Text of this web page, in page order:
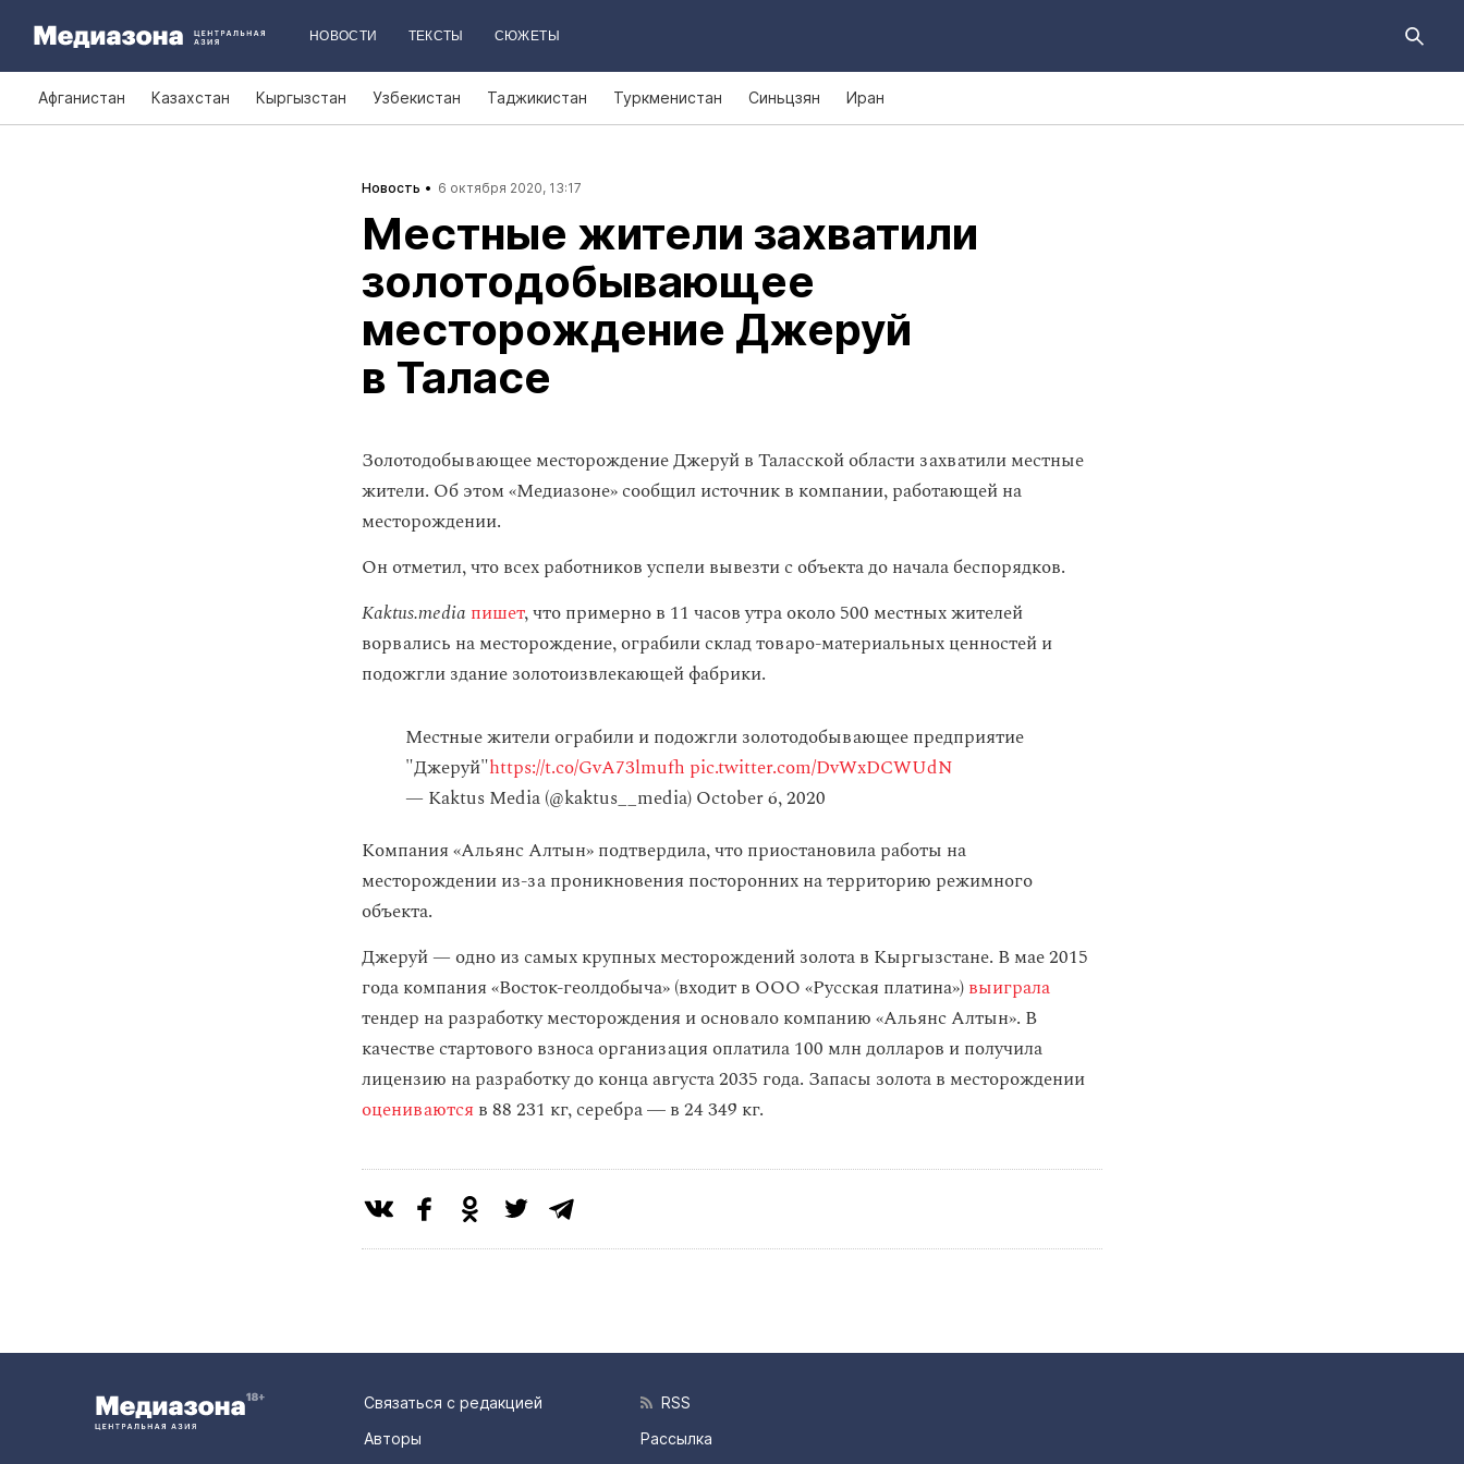
НОВОСТИ ТЕКСТЫ СЮЖЕТЫ
Афганистан Казахстан Кыргызстан Узбекистан Таджикистан Туркменистан Синьцзян Иран
Новость 6 октября 2020, 13:17
Местные жители захватили
золотодобывающее
месторождение Джеруй
в Таласе
Золотодобывающее месторождение Джеруй в Таласской области захватили местные
жители. Об этом «Медиазоне» сообщил источник в компании, работающей на
месторождении.
Он отметил, что всех работников успели вывезти с объекта до начала беспорядков.
Kaktus.media пишет, что примерно в 11 часов утра около 500 местных жителей
ворвались на месторождение, ограбили склад товаро-материальных ценностей и
подожгли здание золотоизвлекающей фабрики.
Местные жители ограбили и подожгли золотодобывающее предприятие
"Джеруй"https://t.co/GvA73lmufh pic.twitter.com/DvWxDCWUdN
— Kaktus Media (@kaktus__media)October 6, 2020
Компания «Альянс Алтын» подтвердила, что приостановила работы на
месторождении из-за проникновения посторонних на территорию режимного
объекта.
Джеруй — одно из самых крупных месторождений золота в Кыргызстане. В мае 2015
года компания «Восток-геолдобыча» (входит в ООО «Русская платина»)выиграла
тендер на разработку месторождения и основало компанию «Альянс Алтын». В
качестве стартового взноса организация оплатила 100 млн долларов и получила
лицензию на разработку до конца августа 2035 года. Запасы золота в месторождении
оцениваются в 88 231 кг, серебра ― в 24 349 кг.
Связаться с редакцией
Авторы
RSS
Рассылка